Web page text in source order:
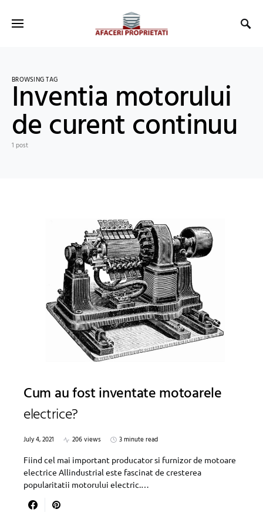
BROWSING TAG
Inventia motorului
de curent continuu
1 post
Cum au fost inventate motoarele
electrice?
July 4, 2021 206 views
3 minute read
Fiind cel mai important producator si furnizor de motoare
electrice Allindustrial este fascinat de cresterea
popularitatii motorului electric.…